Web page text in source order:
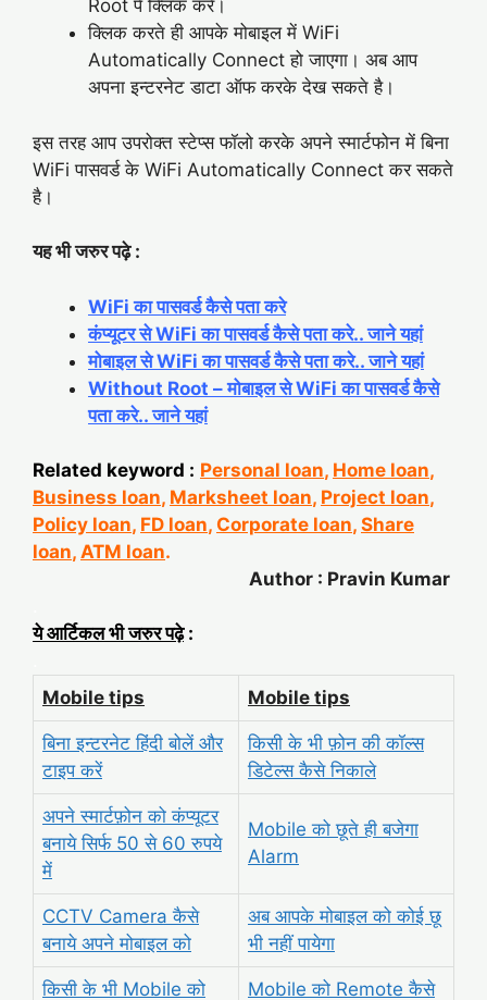
Root पे क्लिक करे।
क्लिक करते ही आपके मोबाइल में WiFi
Automatically Connect हो जाएगा। अब आप
अपना इन्टरनेट डाटा ऑफ करके देख सकते है।
इस तरह आप उपरोक्त स्टेप्स फॉलो करके अपने स्मार्टफोन में बिना
WiFi पासवर्ड के WiFi Automatically Connect कर सकते
है।
यह भी जरुर पढ़े :
WiFi का पासवर्ड कैसे पता करे
कंप्यूटर से WiFi का पासवर्ड कैसे पता करे.. जाने यहां
मोबाइल से WiFi का पासवर्ड कैसे पता करे.. जाने यहां
Without Root – मोबाइल से WiFi का पासवर्ड कैसे
पता करे.. जाने यहां
Related keyword : Personal loan, Home loan,
Business loan, Marksheet loan, Project loan,
Policy loan, FD loan, Corporate loan, Share
loan, ATM loan.
Author : Pravin Kumar
ये आर्टिकल भी जरुर पढ़े:
Mobile tips
Mobile tips
बिना इन्टरनेट हिंदी बोलें और
टाइप करें
किसी के भी फ़ोन की कॉल्स
डिटेल्स कैसे निकाले
अपने स्मार्टफ़ोन को कंप्यूटर
बनाये सिर्फ 50 से 60 रुपये
में
Mobile को छूते ही बजेगा
Alarm
CCTV Camera कैसे
बनाये अपने मोबाइल को
अब आपकेमोबाइल को कोई छू
भी नहीं पायेगा
किसी के भी Mobile को Mobile को Remote कैसे